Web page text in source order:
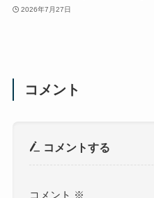
2026年7月27日
コメント
コメントする
コメント ※